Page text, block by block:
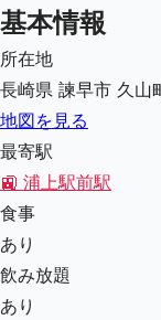
基本情報
所在地
長崎県 諫早市 久
地図を見る
最寄駅
🚉 浦上駅前駅
食事
あり
飲み放題
あり